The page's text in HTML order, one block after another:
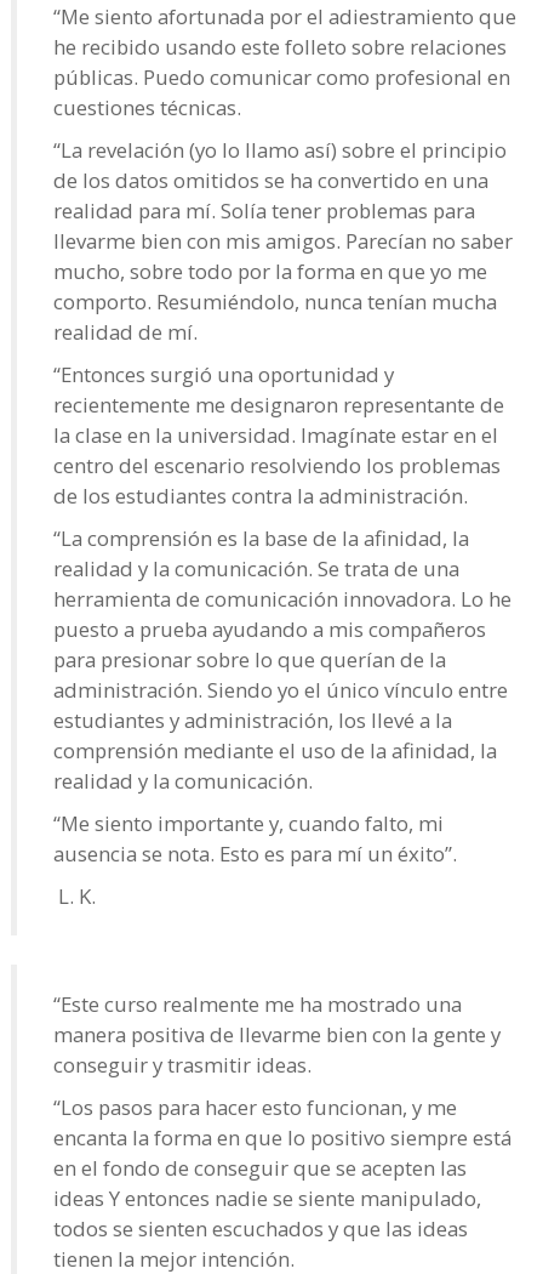
“Me siento afortunada por el adiestramiento que
he recibido usando este folleto sobre relaciones
públicas. Puedo comunicar como profesional en
cuestiones técnicas.
“La revelación (yo lo llamo así) sobre el principio
de los datos omitidos se ha convertido en una
realidad para mí. Solía tener problemas para
llevarme bien con mis amigos. Parecían no saber
mucho, sobre todo por la forma en que yo me
comporto. Resumiéndolo, nunca tenían mucha
realidad de mí.
“Entonces surgió una oportunidad y
recientemente me designaron representante de
la clase en la universidad. Imagínate estar en el
centro del escenario resolviendo los problemas
de los estudiantes contra la administración.
“La comprensión es la base de la afinidad, la
realidad y la comunicación. Se trata de una
herramienta de comunicación innovadora. Lo he
puesto a prueba ayudando a mis compañeros
para presionar sobre lo que querían de la
administración. Siendo yo el único vínculo entre
estudiantes y administración, los llevé a la
comprensión mediante el uso de la afinidad, la
realidad y la comunicación.
“Me siento importante y, cuando falto, mi
ausencia se nota. Esto es para mí un éxito”.
L. K.
“Este curso realmente me ha mostrado una
manera positiva de llevarme bien con la gente y
conseguir y trasmitir ideas.
“Los pasos para hacer esto funcionan, y me
encanta la forma en que lo positivo siempre está
en el fondo de conseguir que se acepten las
ideas Y entonces nadie se siente manipulado,
todos se sienten escuchados y que las ideas
tienen la mejor intención.